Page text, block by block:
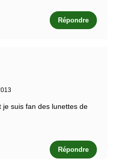
Répondre
suis fan des lunettes de
Répondre